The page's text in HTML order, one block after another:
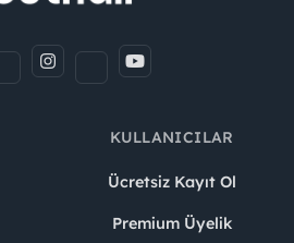
KULLANICILAR
Ücretsiz Kayıt Ol
Premium Üyelik